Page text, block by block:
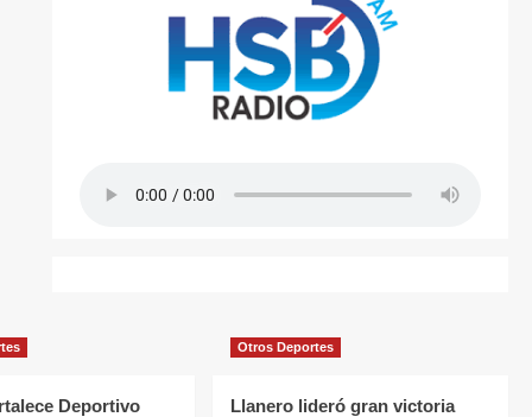
Deportivo
Otros Deportes
Llanero lideró gran victoria